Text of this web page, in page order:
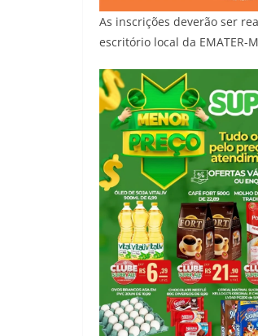
As inscrições deverão ser
escritório local da EMATER-